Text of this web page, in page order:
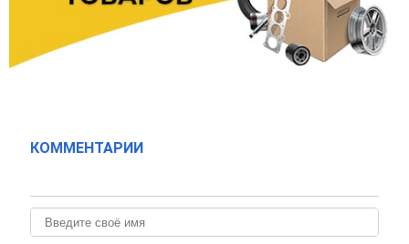
КОММЕНТАРИИ